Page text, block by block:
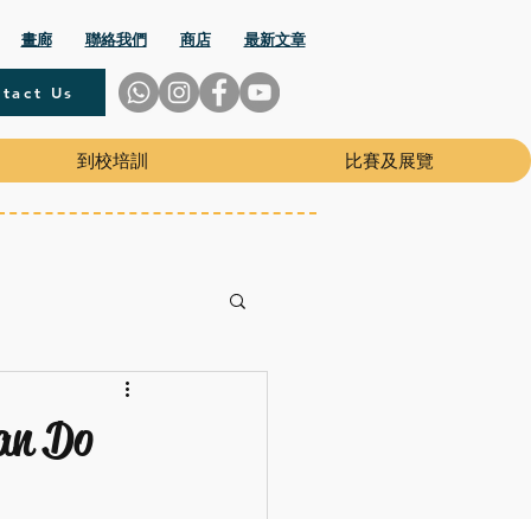
畫廊 聯絡我們 商店 最新文章
Us
到校培訓 比賽及展覽
Do